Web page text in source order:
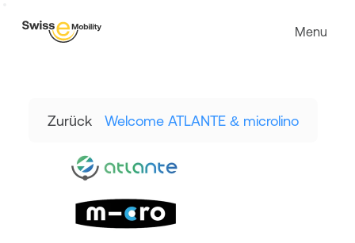
Zurück Welcome ATLANTE & microlino
Menu